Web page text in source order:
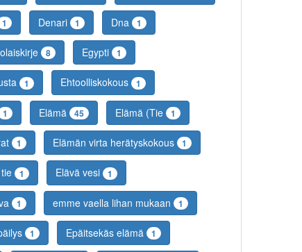
1 Denari 1 Dna 1
8 Egypti 1
1 Ehtoolliskokous 1
1 Elämä 45 Elämä (Tie 1
1 Elämän virta herätyskokous 1
1 Elävä vesi 1
1 emme vaella lihan mukaan 1
1 Epäitsekäs elämä 1